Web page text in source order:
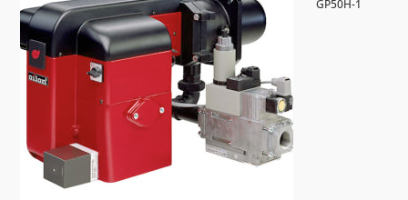
GP50H-1